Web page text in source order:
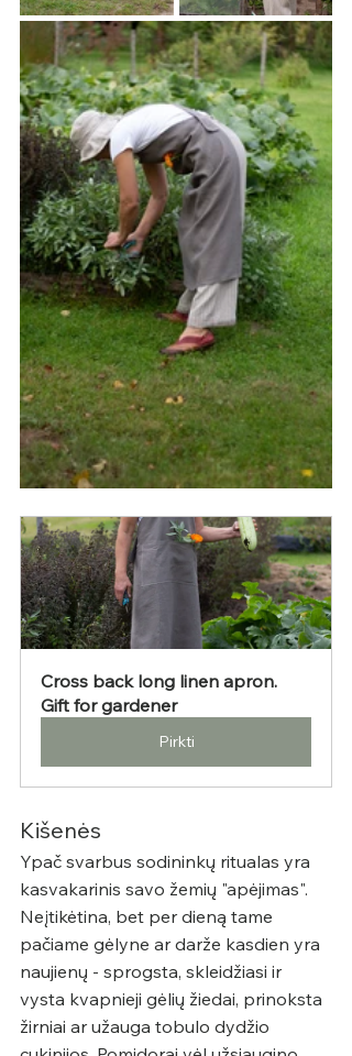
Cross back long linen apron.
Gift for gardener
Pirkti
Kišenės
Ypač svarbus sodininkų ritualas yra
kasvakarinis savo žemių "apėjimas".
Neįtikėtina, bet per dieną tame
pačiame gėlyne ar darže kasdien yra
naujienų - sprogsta, skleidžiasi ir
vysta kvapnieji gėlių žiedai, prinoksta
žirniai ar užauga tobulo dydžio